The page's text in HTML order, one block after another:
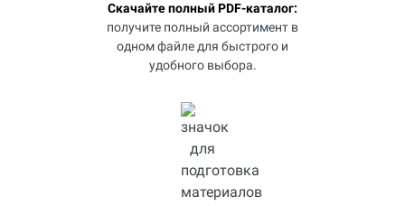
Скачайте полный PDF-каталог:
получите полный ассортимент в
одном файле для быстрого и
удобного выбора.